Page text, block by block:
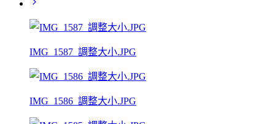
IMG_1587_調整大小.JPG
IMG_1586_調整大小.JPG